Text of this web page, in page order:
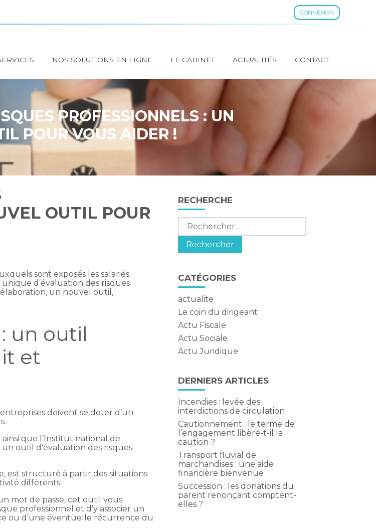
CONNEXION
NOS SOLUTIONS EN LIGNE LE CABINET ACTUALITÉS CONTACT
PROFESSIONNELS : UN
POUR VOUS AIDER !
OUTIL POUR
sont exposés les salariés.
d’évaluation des risques
un nouvel outil,
un outil
et
doivent se doter d’un
ainsi que l’Institut national de
outil d’évaluation des risques
est structuré à partir des situations
différents.
mot de passe, cet outil vous
professionnel et d’y associer un
ou d’une éventuelle récurrence du
Blog
sidebar
RECHERCHE
Rechercher :
CATÉGORIES
actualite
Le coin du dirigeant
Actu Fiscale
Actu Sociale
Actu Juridique
DERNIERS ARTICLES
Incendies : levée des
interdictions de circulation
Cautionnement : le terme de
l’engagement libère-t-il la
caution ?
Transport fluvial de
marchandises : une aide
financière bienvenue
Succession : les donations du
parent renonçant comptent-
elles ?